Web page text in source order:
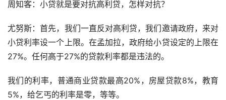
周知客：小贷就是要对抗高利贷，怎样对抗？
尤努斯：首先，我们一直反对高利贷，我们邀请政府，来对
小贷利率设一个上限。在孟加拉，政府给小贷设定的上限在
27%。任何高于27%的贷款利率都是违法的。
我们的利率，普通商业贷款最高20%，房屋贷款8%，教育
5%，给乞丐的利率是零，等等。